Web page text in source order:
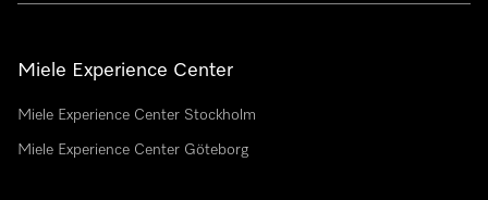
Miele Experience Center
Miele Experience Center Stockholm
Miele Experience Center Göteborg